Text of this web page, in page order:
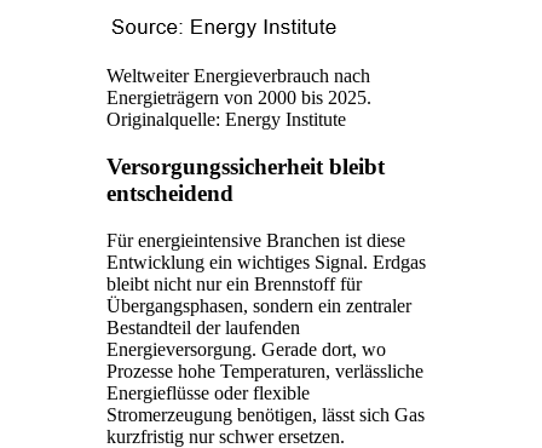
Weltweiter Energieverbrauch nach
Energieträgern von 2000 bis 2025.
Originalquelle: Energy Institute
Versorgungssicherheit bleibt
entscheidend
Für energieintensive Branchen ist diese
Entwicklung ein wichtiges Signal. Erdgas
bleibt nicht nur ein Brennstoff für
Übergangsphasen, sondern ein zentraler
Bestandteil der laufenden
Energieversorgung. Gerade dort, wo
Prozesse hohe Temperaturen, verlässliche
Energieflüsse oder flexible
Stromerzeugung benötigen, lässt sich Gas
kurzfristig nur schwer ersetzen.